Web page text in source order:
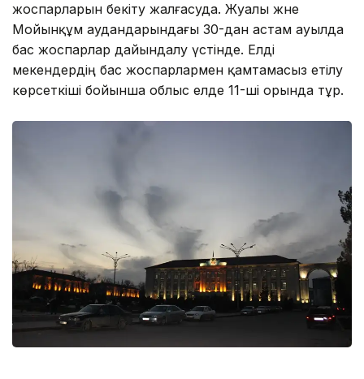
жоспарларын бекіту жалғасуда. Жуалы және
Мойынқұм аудандарындағы 30-дан астам ауылда
бас жоспарлар дайындалу үстінде. Елді
мекендердің бас жоспарлармен қамтамасыз етілу
көрсеткіші бойынша облыс елде 11-ші орында тұр.